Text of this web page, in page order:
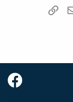
דואר אלקטרוני